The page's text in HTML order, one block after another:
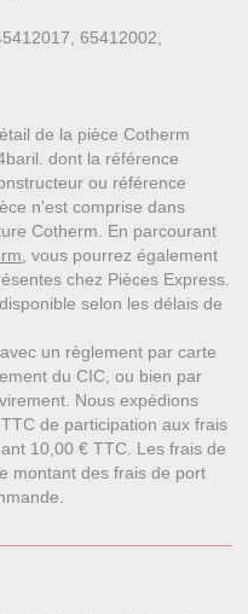
65412002,
de la pièce Cotherm
dont la référence
ou référence
n'est comprise dans
Cotherm. En parcourant
, vous pourrez également
chez Pièces Express.
selon les délais de
un règlement par carte
du CIC, ou bien par
Nous expédions
de participation aux frais
10,00 € TTC. Les frais de
montant des frais de port